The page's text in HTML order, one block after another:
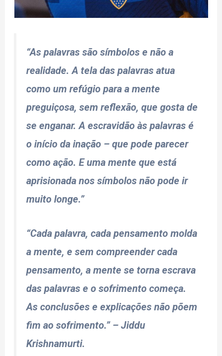
“As palavras são símbolos e não a
realidade. A tela das palavras atua
como um refúgio para a mente
preguiçosa, sem reflexão, que gosta de
se enganar. A escravidão às palavras é
o início da inação – que pode parecer
como ação. E uma mente que está
aprisionada nos símbolos não pode ir
muito longe.”
“Cada palavra, cada pensamento molda
a mente, e sem compreender cada
pensamento, a mente se torna escrava
das palavras e o sofrimento começa.
As conclusões e explicações não põem
fim ao sofrimento.” –Jiddu
Krishnamurti.